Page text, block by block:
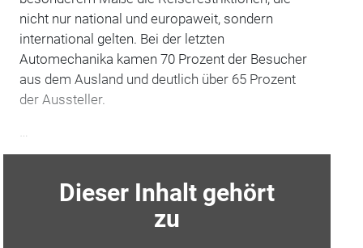
nicht nur national und europaweit, sondern
international gelten. Bei der letzten
Automechanika kamen 70 Prozent der Besucher
aus dem Ausland und deutlich über 65 Prozent
der Aussteller.
Dieser Inhalt gehört
zu